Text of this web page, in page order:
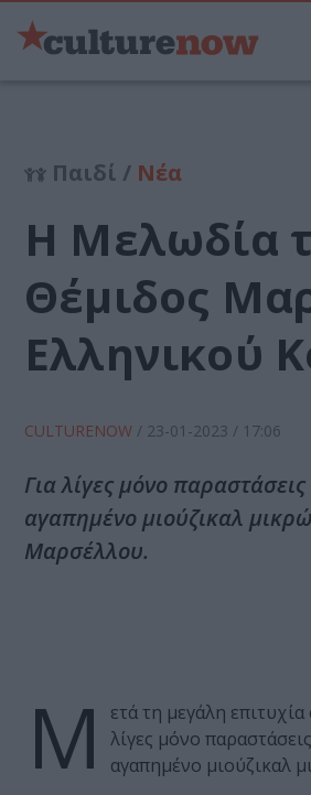
Παιδί / Νέα
Η Μελωδία
Θέμιδος
Ελληνικού
CULTURENOW / 23-01-2023 / 17:06
Για λίγες μόνο
αγαπημένο μιούζικαλ
Μαρσέλλου.
Μ ετά τη μεγάλη επιτυχία
λίγες μόνο
αγαπημένο μιούζικαλ